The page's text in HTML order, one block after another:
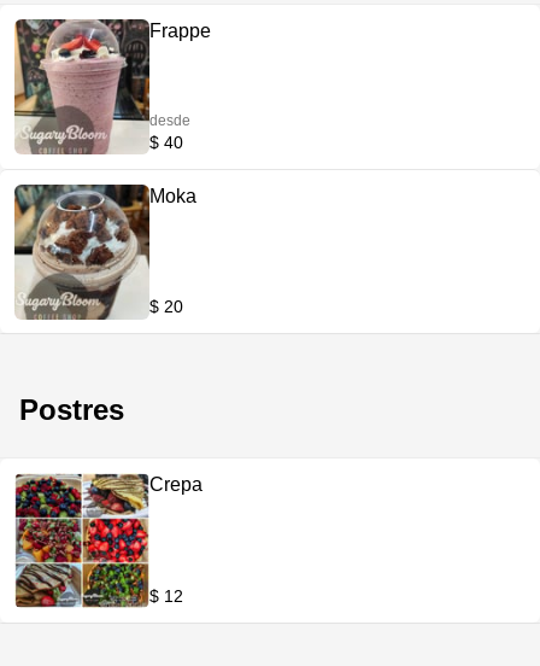
Frappe
desde
$ 40
Moka
$ 20
Postres
Crepa
$ 12